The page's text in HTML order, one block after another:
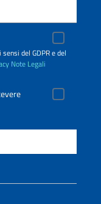
del GDPR e del
Note Legali